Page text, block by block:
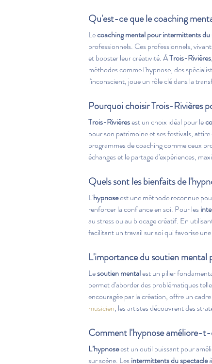
Qu'est-ce que le coaching
Le coaching mental pour intermittents du
professionnels. Ces professionnels,
et booster leur créativité. À Trois-Rivières
méthodes comme l'hypnose, des
l'inconscient, joue un rôle clé dans la
Pourquoi choisir Trois-Rivières
Trois-Rivières est un choix idéal pour le
pour son patrimoine et ses festivals,
programmes de coaching comme ceux
échanges et le partage d'expériences,
Quels sont les bienfaits de
L'hypnose est une méthode reconnue
renforcer la confiance en soi. Pour les
au stress ou au blocage créatif. En
facilitant un travail sur soi qui favorise
L'importance du soutien mental
Le soutien mental est un pilier
permet d'aborder des problématiques
encouragée par la création, offre un
musicien, les artistes découvrent des
Comment l'hypnose améliore-
L’hypnose est un outil puissant pour
sur scène. Les intermittents du spectacle à